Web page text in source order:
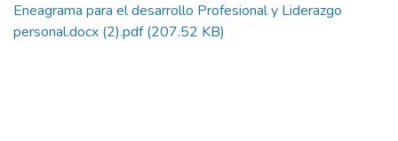
Eneagrama para el desarrollo Profesional y Liderazgo
personal.docx (2).pdf(207.52 KB)